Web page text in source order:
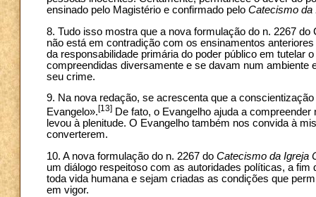
ensinado pelo Magistério e confirmado pelo Catecismo da
8. Tudo isso mostra que a nova formulação do n. 2267
não está em contradição com os ensinamentos
da responsabilidade primária do poder público em
compreendidas diversamente e se davam num ambiente
seu crime.
9. Na nova redação, se acrescenta que a
Evangelo».[13] De fato, o Evangelho ajuda a
levou à plenitude. O Evangelho também nos convida à
converterem.
10. A nova formulação do n. 2267 do Catecismo da Igreja
um diálogo respeitoso com as autoridades políticas, a
toda vida humana e sejam criadas as condições que
em vigor.